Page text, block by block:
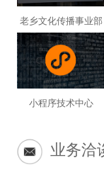
老乡文化传播事业部
小程序技术中心
业务洽